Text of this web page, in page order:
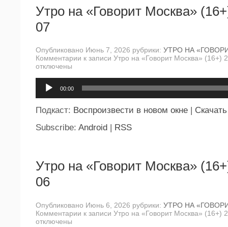
Утро на «Говорит Москва»
07
Опубликовано Июнь 7, 2026 рубрики: УТРО НА
Комментарии к записи Утро на «Говорит Москва» (16+)
отключены
00:00
Подкаст: Воспроизвести в новом окне
Скачать
Subscribe: Android RSS
Утро на «Говорит Москва»
06
Опубликовано Июнь 6, 2026 рубрики: УТРО НА
Комментарии к записи Утро на «Говорит Москва» (16+)
отключены